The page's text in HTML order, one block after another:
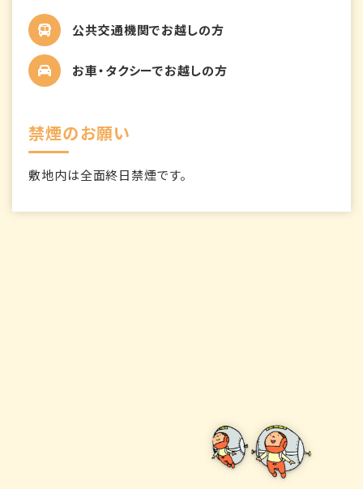
公共交通機関でお越しの方
お車・タクシーでお越しの方
禁煙のお願い
敷地内は全面終日禁煙です。